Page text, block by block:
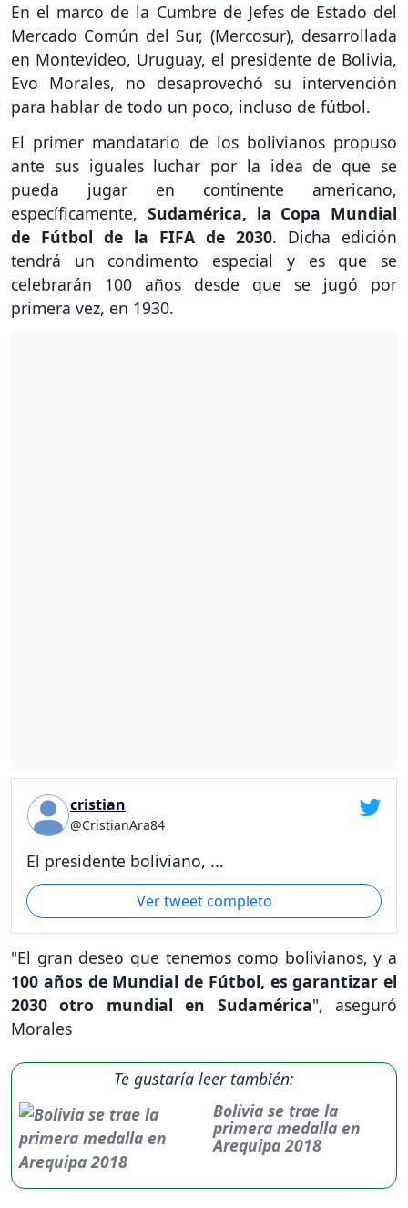
En el marco de la Cumbre de Jefes de Estado del
Mercado Común del Sur, (Mercosur), desarrollada
en Montevideo, Uruguay, el presidente de Bolivia,
Evo Morales, no desaprovechó su intervención
para hablar de todo un poco, incluso de fútbol.
El primer mandatario de los bolivianos propuso
ante sus iguales luchar por la idea de que se
pueda jugar en continente americano,
específicamente, Sudamérica, la Copa Mundial
de Fútbol de la FIFA de 2030. Dicha edición
tendrá un condimento especial y es que se
celebrarán 100 años desde que se jugó por
primera vez, en 1930.
cristian
@CristianAra84
El presidente boliviano, ...
Ver tweet completo
"El gran deseo que tenemos como bolivianos, y a
100 años de Mundial de Fútbol, es garantizar el
2030 otro mundial en Sudamérica", aseguró
Morales
Te gustaría leer también:
Bolivia se trae la
primera medalla en
Arequipa 2018